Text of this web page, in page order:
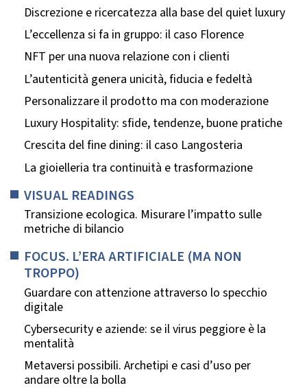
Discrezione e ricercatezza alla base del quiet luxury
L’eccellenza si fa in gruppo: il caso Florence
NFT per una nuova relazione con i clienti
L’autenticità genera unicità, fiducia e fedeltà
Personalizzare il prodotto ma con moderazione
Luxury Hospitality: sfide, tendenze, buone pratiche
Crescita del fine dining: il caso Langosteria
La gioielleria tra continuità e trasformazione
VISUAL READINGS
Transizione ecologica. Misurare l’impatto sulle
metriche di bilancio
FOCUS. L’ERA ARTIFICIALE (MA NON
TROPPO)
Guardare con attenzione attraverso lo specchio
digitale
Cybersecurity e aziende: se il virus peggiore è la
mentalità
Metaversi possibili. Archetipi e casi d’uso per
andare oltre la bolla